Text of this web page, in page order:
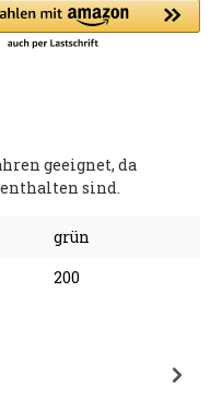
geeignet, da
sind.
grün
200